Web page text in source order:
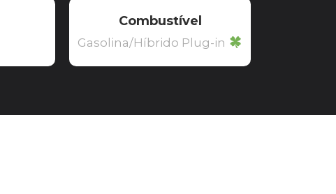
Combustível
Gasolina/Híbrido Plug-in